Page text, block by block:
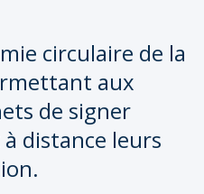
circulaire de la
aux
de signer
distance leurs